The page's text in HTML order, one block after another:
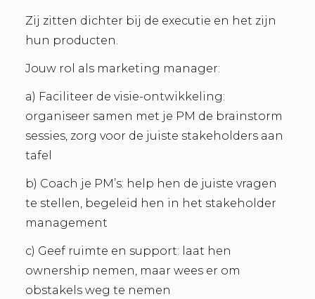
Zij zitten dichter bij de executie en het zijn
hun producten.
Jouw rol als marketing manager:
a) Faciliteer de visie-ontwikkeling:
organiseer samen met je PM de brainstorm
sessies, zorg voor de juiste stakeholders aan
tafel
b) Coach je PM’s: help hen de juiste vragen
te stellen, begeleid hen in het stakeholder
management
c) Geef ruimte en support: laat hen
ownership nemen, maar wees er om
obstakels weg te nemen